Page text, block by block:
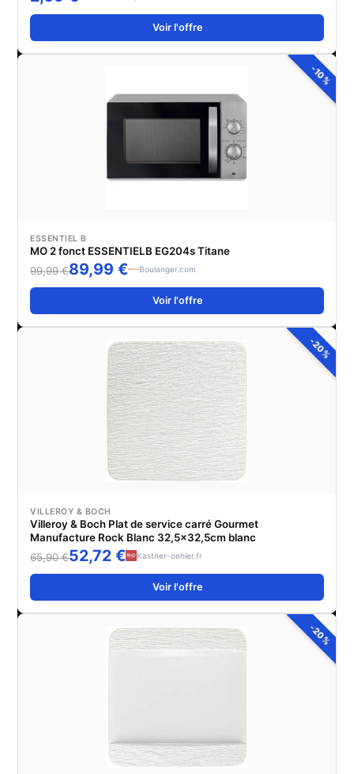
Voir l'offre
-10%
ESSENTIEL B
MO 2 fonct ESSENTIELB EG204s Titane
99,99 €89,99 € Boulanger.com
Voir l'offre
-20%
VILLEROY & BOCH
Villeroy & Boch Plat de service carré Gourmet
Manufacture Rock Blanc 32,5x32,5cm blanc
65,90 €52,72 € Kastner-oehler.fr
Voir l'offre
-20%